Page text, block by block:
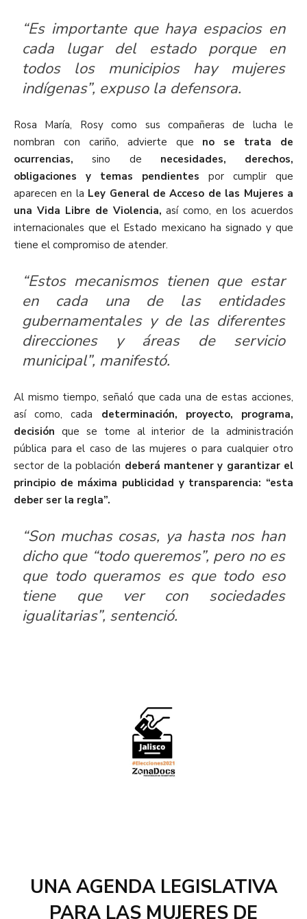
“Es importante que haya espacios en
cada lugar del estado porque en
todos los municipios hay mujeres
indígenas”, expuso la defensora.
Rosa María, Rosy como sus compañeras de lucha le
nombran con cariño, advierte que no se trata de
ocurrencias,sino de necesidades, derechos,
obligaciones
y temas pendientes por cumplir que
aparecen en la Ley General de Acceso de las Mujeres a
una Vida Libre de Violencia,así como, en los acuerdos
internacionales que el Estado mexicano ha signado y que
tiene el compromiso de atender.
“Estos mecanismos tienen que estar
en cada una de las entidades
gubernamentales y de las diferentes
direcciones y áreas de servicio
municipal”, manifestó.
Al mismo tiempo, señaló que cada una de estas acciones,
así como, cada determinación, proyecto, programa,
decisión que se tome al interior de la administración
pública para el caso de las mujeres o para cualquier otro
sector de la población deberá mantener y garantizar el
principio de máxima publicidad y transparencia: “esta
deber ser la regla”.
“Son muchas cosas, ya hasta nos han
dicho que “todo queremos”, pero no es
que todo queramos es que todo eso
tiene que ver con sociedades
igualitarias”, sentenció.
UNA AGENDA LEGISLATIVA
PARA LAS MUJERES DE